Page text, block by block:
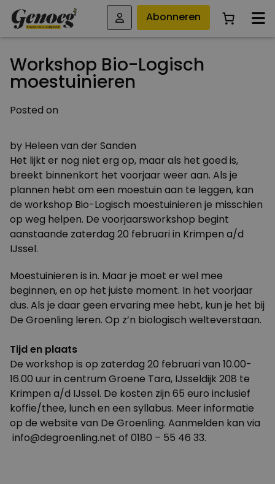
Abonneren
Workshop Bio-Logisch
moestuinieren
Posted on
by Heleen van der Sanden
Het lijkt er nog niet erg op, maar als het goed is,
breekt binnenkort het voorjaar weer aan. Als je
plannen hebt om een moestuin aan te leggen, kan
de workshop Bio-Logisch moestuinieren je misschien
op weg helpen. De voorjaarsworkshop begint
aanstaande zaterdag 20 februari in Krimpen a/d
IJssel.
Moestuinieren is in. Maar je moet er wel mee
beginnen, en op het juiste moment. In het voorjaar
dus. Als je daar geen ervaring mee hebt, kun je het bij
De Groenling leren. Op z’n biologisch welteverstaan.
Tijd en plaats
De workshop is op zaterdag 20 februari van 10.00-
16.00 uur in centrum Groene Tara, IJsseldijk 208 te
Krimpen a/d IJssel. De kosten zijn 65 euro inclusief
koffie/thee, lunch en een syllabus. Meer informatie
op de website van De Groenling. Aanmelden kan via
info@degroenling.net of 0180 – 55 46 33.